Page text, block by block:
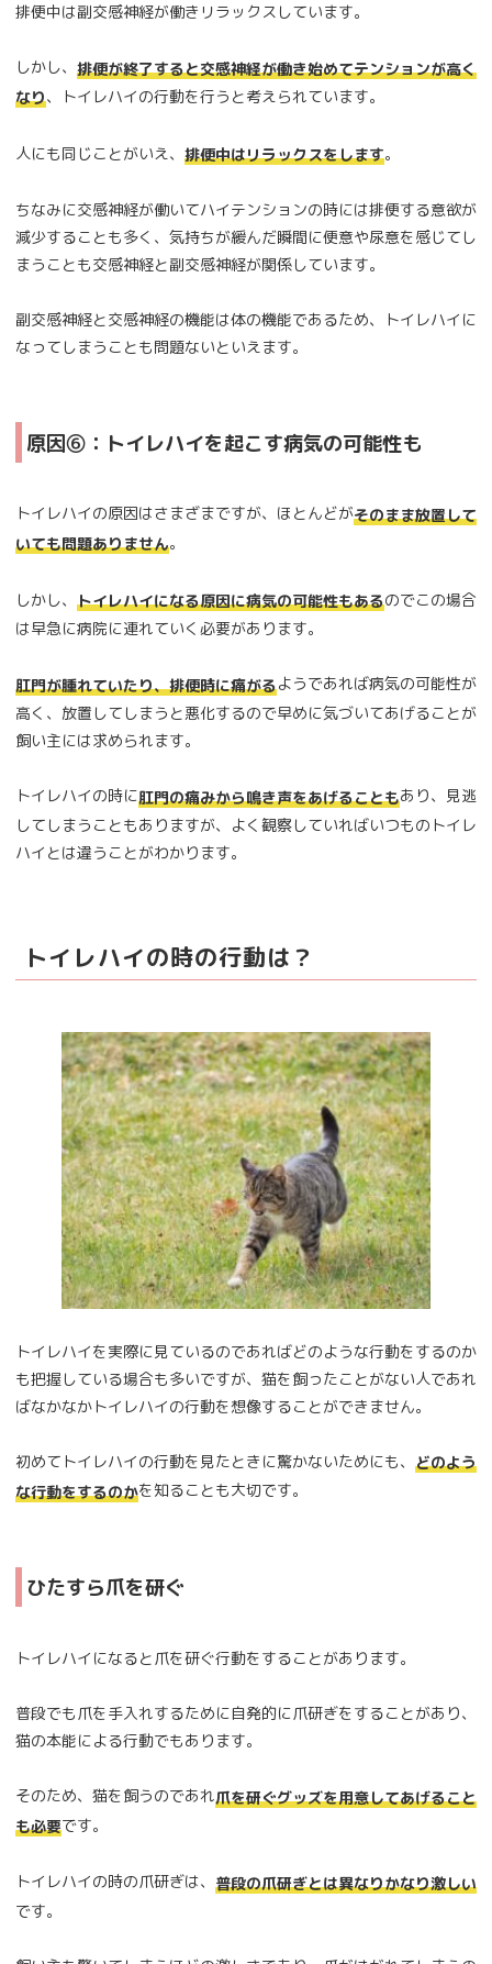
排便中は副交感神経が働きリラックスしています。
しかし、 排便が終了すると交感神経が働き始めてテンションが高く
なり、トイレハイの行動を行うと考えられています。
人にも同じことがいえ、 排便中はリラックスをします。
ちなみに交感神経が働いてハイテンションの時には排便する意欲が
減少することも多く、気持ちが緩んだ瞬間に便意や尿意を感じてし
まうことも交感神経と副交感神経が関係しています。
副交感神経と交感神経の機能は体の機能であるため、トイレハイに
なってしまうことも問題ないといえます。
原因⑥：トイレハイを起こす病気の可能性も
トイレハイの原因はさまざまですが、ほとんどがそのまま放置して
いても問題ありません。
しかし、 トイレハイになる原因に病気の可能性もあるのでこの場合
は早急に病院に連れていく必要があります。
肛門が腫れていたり、排便時に痛がるようであれば病気の可能性が
高く、放置してしまうと悪化するので早めに気づいてあげることが
飼い主には求められます。
トイレハイの時に肛門の痛みから鳴き声をあげることもあり、見逃
してしまうこともありますが、よく観察していればいつものトイレ
ハイとは違うことがわかります。
トイレハイの時の行動は？
トイレハイを実際に見ているのであればどのような行動をするのか
も把握している場合も多いですが、猫を飼ったことがない人であれ
ばなかなかトイレハイの行動を想像することができません。
初めてトイレハイの行動を見たときに驚かないためにも、 どのよう
な行動をするのかを知ることも大切です。
ひたすら爪を研ぐ
トイレハイになると爪を研ぐ行動をすることがあります。
普段でも爪を手入れするために自発的に爪研ぎをすることがあり、
猫の本能による行動でもあります。
そのため、猫を飼うのであれ爪を研ぐグッズを用意してあげること
も必要です。
トイレハイの時の爪研ぎは、 普段の爪研ぎとは異なりかなり激しい
です。